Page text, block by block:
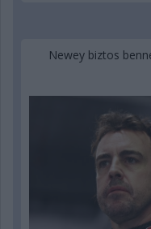
Newey biztos